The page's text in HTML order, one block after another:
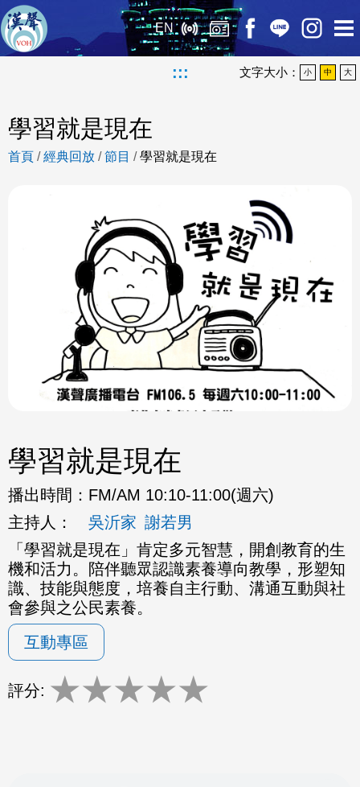
EN
::: 文字大小： 小 中 大
學習就是現在
首頁 /經典回放 /節目 /學習就是現在
學習就是現在
播出時間： FM/AM 10:10-11:00(週六)
主持人：
吳沂家 謝若男
「學習就是現在」肯定多元智慧，開創教育的生
機和活力。 陪伴聽眾認識素養導向教學，形塑知
識、技能與態度， 培養自主行動、溝通互動與社
會參與之公民素養。
互動專區
評分: ★★★★★